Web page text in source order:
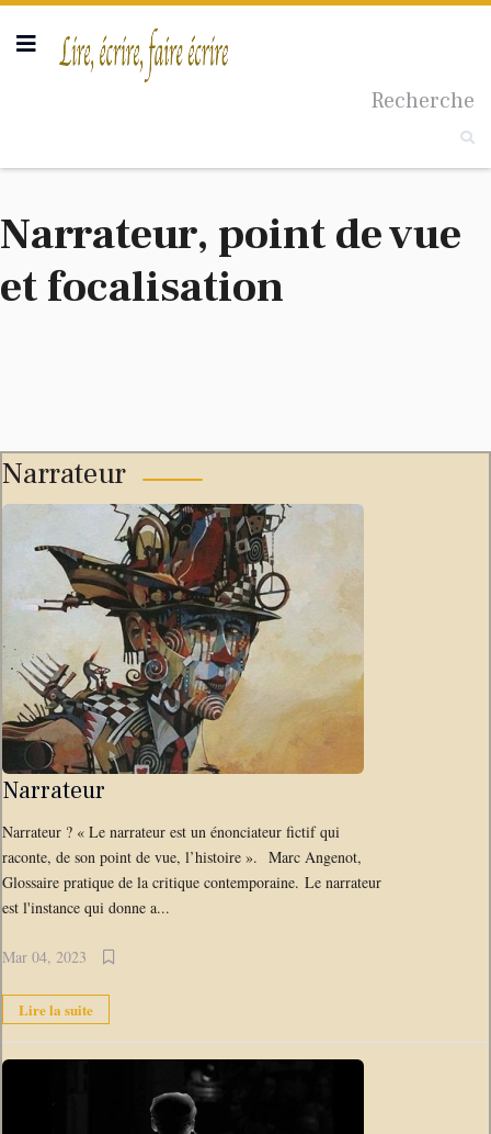
Recherche
Narrateur, point de vue
et focalisation
Narrateur
Narrateur
Narrateur ? « Le narrateur est un énonciateur fictif qui
raconte, de son point de vue, l’histoire ». Marc Angenot,
Glossaire pratique de la critique contemporaine. Le narrateur
est l'instance qui donne a...
Mar 04, 2023
Lire la suite